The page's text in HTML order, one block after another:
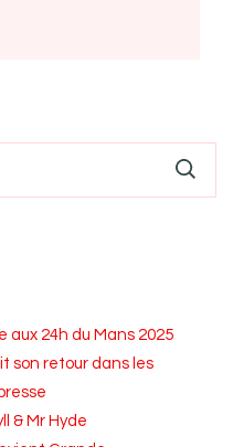
aux 24h du Mans 2025
son retour dans les
& Mr Hyde